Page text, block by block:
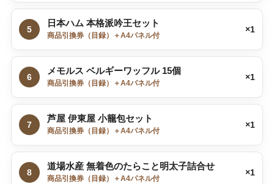
5
日本ハム 本格派吟王セット
商品引換券（目録）＋A4パネル付
×1
6
メモルス ベルギーワッフル 15個
商品引換券（目録）＋A4パネル付
×1
7
芦屋 伊東屋 小籠包セット
商品引換券（目録）＋A4パネル付
×1
8
道場水産 無着色のたらこと明太子詰合せ
商品引換券（目録）＋A4パネル付
×1